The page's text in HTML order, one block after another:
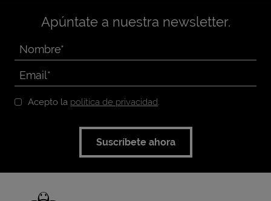
Apúntate a nuestra newsletter.
Acepto la política de privacidad.
Suscríbete ahora